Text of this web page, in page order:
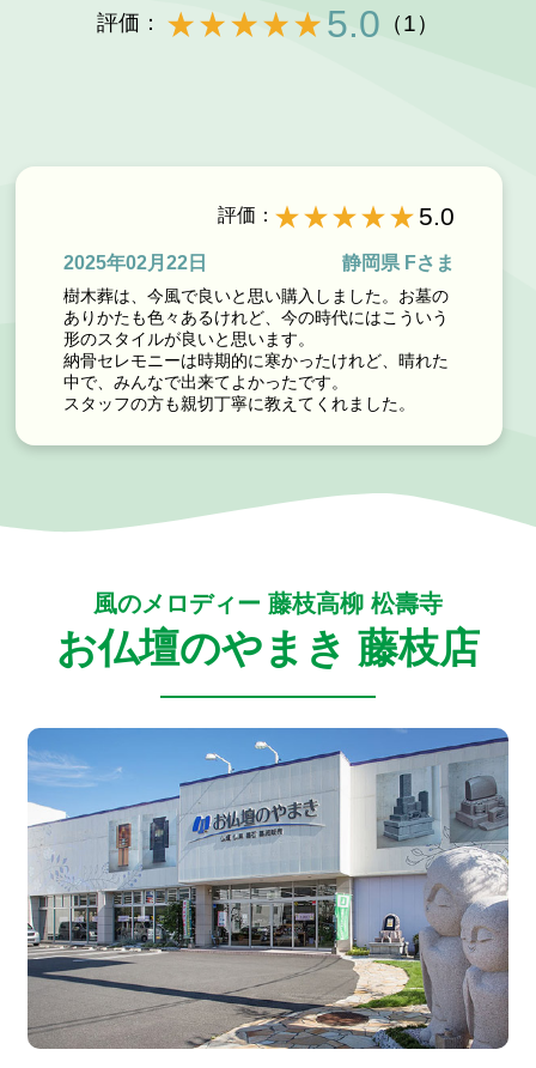
評価： 5.0 （1）
評価： 5.0
2025年02月22日 静岡県 Fさま
樹木葬は、今風で良いと思い購入しました。お墓の
ありかたも色々あるけれど、今の時代にはこういう
形のスタイルが良いと思います。
納骨セレモニーは時期的に寒かったけれど、晴れた
中で、みんなで出来てよかったです。
スタッフの方も親切丁寧に教えてくれました。
風のメロディー 藤枝高柳 松壽寺
お仏壇のやまき 藤枝店